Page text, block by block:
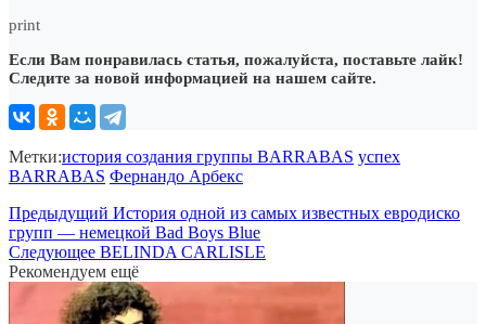
print
Если Вам понравилась статья, пожалуйста, поставьте лайк!
Следите за новой информацией на нашем сайте.
Метки:история создания группы BARRABAS успех
BARRABAS Фернандо Арбекс
Предыдущий История одной из самых известных евродиско
групп — немецкой Bad Boys Blue
Следующее BELINDA CARLISLE
Рекомендуем ещё